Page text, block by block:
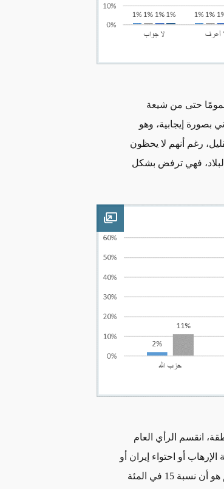
حتى من شيعة
بصورة إيجابية، وهو
رغم أنهم لا يحظون
البلاد، فهي ترفض بشكل
انقسم الرأي العام
أو احتواء إيران أو
الحرب الأهلية في اليمن أو الصراع الإسرائيلي-الفلسطيني. لكن الأهم هو أن نسبة 15 في المئة